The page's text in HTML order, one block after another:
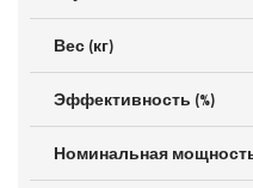
Вес (кг)
Эффективность (%)
Номинальная